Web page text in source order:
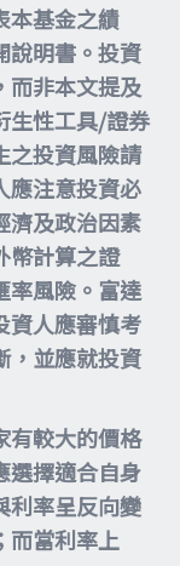
本基金之績
說明書。投資
而非本文提及
生性工具/證券
之投資風險請
應注意投資必
濟及政治因素
幣計算之證
率風險。富達
資人應審慎考
，並應就投資
有較大的價格
選擇適合自身
利率呈反向變
而當利率上